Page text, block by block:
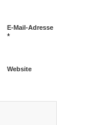
E-Mail-Adresse
*
Website